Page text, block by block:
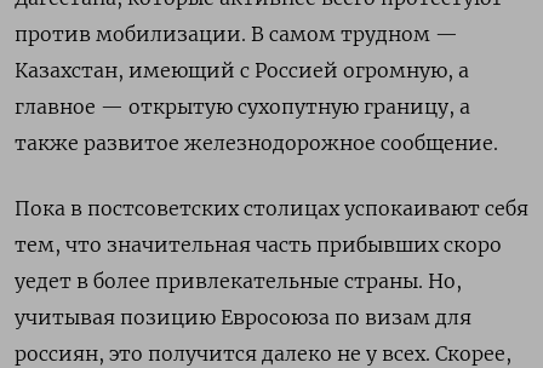
против мобилизации. В самом трудном —
Казахстан, имеющий с Россией огромную, а
главное — открытую сухопутную границу, а
также развитое железнодорожное сообщение.
Пока в постсоветских столицах успокаивают себя
тем, что значительная часть прибывших скоро
уедет в более привлекательные страны. Но,
учитывая позицию Евросоюза по визам для
россиян, это получится далеко не у всех. Скорее,